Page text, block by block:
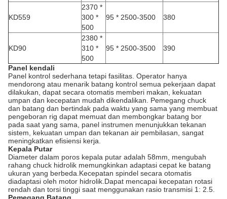
KD559
2370 *
300 *
500
95 * 2500-3500 380
KD90
2380 *
310 *
500
95 * 2500-3500 390
Panel kendali
Panel kontrol sederhana tetapi fasilitas. Operator hanya
mendorong atau menarik batang kontrol semua pekerjaan dapat
dilakukan, dapat secara otomatis memberi makan, kekuatan
umpan dan kecepatan mudah dikendalikan. Pemegang chuck
dan batang dan bertindak pada waktu yang sama yang membuat
pengeboran rig dapat memuat dan membongkar batang bor
pada saat yang sama, panel instrumen menunjukkan tekanan
sistem, kekuatan umpan dan tekanan air pembilasan, sangat
meningkatkan efisiensi kerja.
Kepala Putar
Diameter dalam poros kepala putar adalah 58mm, mengubah
rahang chuck hidrolik memungkinkan adaptasi cepat ke batang
ukuran yang berbeda.Kecepatan spindel secara otomatis
diadaptasi oleh motor hidrolik.Dapat mencapai kecepatan rotasi
rendah dan torsi tinggi saat menggunakan rasio transmisi 1: 2.5.